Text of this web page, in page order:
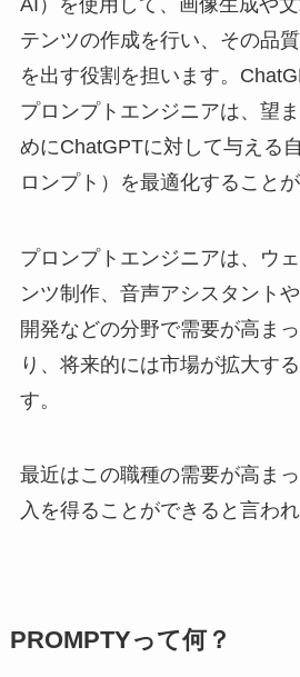
テンツの作成を行い、その品
を出す役割を担います。
プロンプトエンジニアは、望
めにChatGPTに対して与える
ロンプト）を最適化すること
プロンプトエンジニアは、ウ
ンツ制作、音声アシスタント
開発などの分野で需要が高ま
り、将来的には市場が拡大す
す。
最近はこの職種の需要が高ま
入を得ることができると言われ
PROMPTYって何？